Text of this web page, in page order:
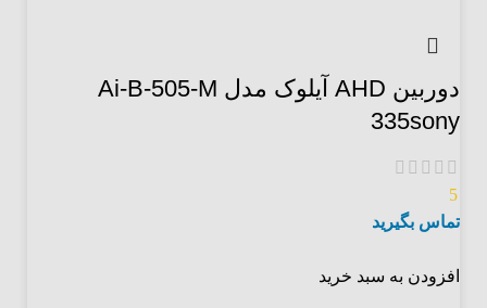
دوربین AHD آیلوک مدل Ai-B-505-M
335sony
5
تماس بگیرید
افزودن به سبد خرید